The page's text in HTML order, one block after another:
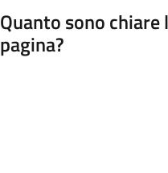
Quanto sono
pagina?